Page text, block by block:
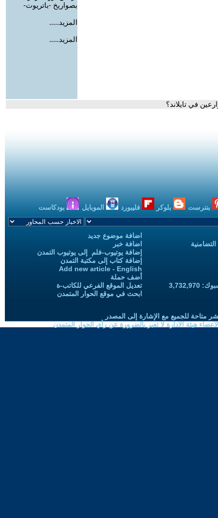
بصواريخ -باتريوت-
المزيد.....
المزيد.....
في تايلاند؟
بنترست بلوكر فليبورد الموبايل بودكاست
اضافة موضوع جديد
اضافة خبر
إضافة يوتيوب-فلم إلى يوتيوب التمدن
إضافة كتاب إلى مكتبة التمدن
Add new article - English
أضف حملة
تعديل الموقع الفرعي للكاتب-ة
ابحث في موقع الحوار المتمدن
متاحة للجميع مع الإشارة إلى المصدر
هيئة الادارة لا تعبر بالضرورة عن رأي الحوار المتمدن